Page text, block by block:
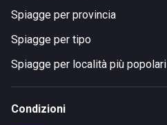
Spiagge per provincia
Spiagge per tipo
Spiagge per località più popolari
Condizioni